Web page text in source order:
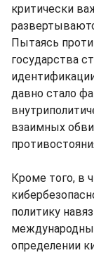
критически
Пытаясь
государства
давно стало
взаимных
Кроме того, в
политику
определении